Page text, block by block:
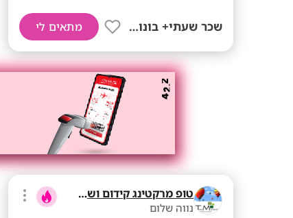
שכר שעתי+ בונוסים! מתאים לי
טופ מרקטינג קידום ושיווק בע"מ
נווה שלום